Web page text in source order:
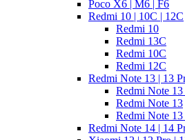
Poco X6 | M6 | F6
Redmi 10 | 10C | 12C
Redmi 10
Redmi 13C
Redmi 10C
Redmi 12C
Redmi Note 13 | 13
Redmi Note 13
Redmi Note 13
Redmi Note
Redmi Note 14 | 14